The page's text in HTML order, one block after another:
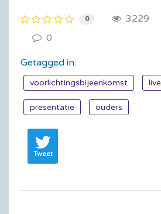
0
3229
0
Getagged in:
voorlichtingsbijeenkomst live
presentatie ouders
Tweet